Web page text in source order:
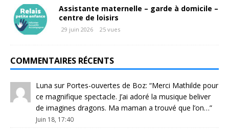
Assistante maternelle – garde à domicile –
centre de loisirs
29 juin 2026 25 vues
COMMENTAIRES RÉCENTS
Luna sur Portes-ouvertes de Boz: “Merci Mathilde pour
ce magnifique spectacle. J’ai adoré la musique beliver
de imagines dragons. Ma maman a trouvé que l’on…”
Juin 18, 17:40